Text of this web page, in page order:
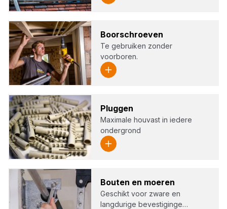
Boor­schroe­ven
Te gebruiken zonder
voorboren.
Plug­gen
Maximale houvast in iedere
ondergrond
Bou­ten en moe­ren
Geschikt voor zware en
langdurige bevestiginge…